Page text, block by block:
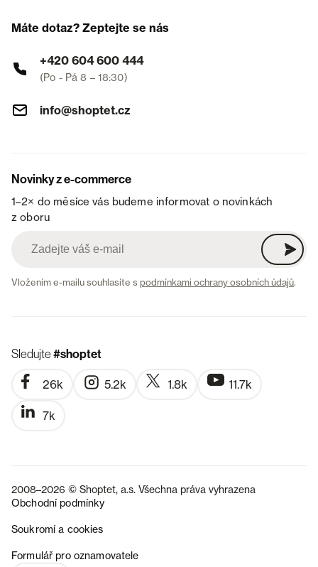
Máte dotaz? Zeptejte se nás
+420 604 600 444
(Po - Pá 8 – 18:30)
info@shoptet.cz
Novinky z e-commerce
1–2× do měsíce vás budeme informovat o novinkách
z oboru
Vložením e-mailu souhlasíte spodmínkami ochrany osobních údajů.
Sledujte#shoptet
26k 5.2k 1.8k 11.7k
7k
2008–2026 © Shoptet, a.s. Všechna práva vyhrazena
Obchodní podmínky
Soukromí a cookies
Formulář pro oznamovatele